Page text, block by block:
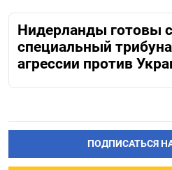
Нидерланды готовы
специальный
агрессии против
ПОДПИСАТЬСЯ